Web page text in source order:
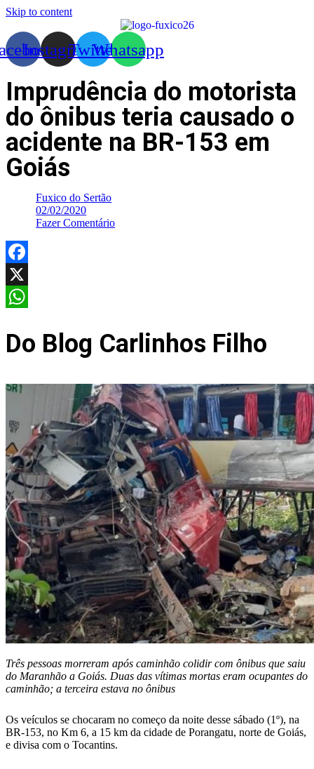
Skip to content
InstagramTwitterWhatsapp
Imprudência do motorista
do ônibus teria causado o
acidente na BR-153 em
Goiás
Fuxico do Sertão
02/02/2020
Fazer Comentário
Facebook
X
Do Blog Carlinhos Filho
Três pessoas morreram após caminhão colidir com ônibus que saiu
do Maranhão a Goiás. Duas das vítimas mortas eram ocupantes do
caminhão; a terceira estava no ônibus
Os veículos se chocaram no começo da noite desse sábado (1º), na
BR-153, no Km 6, a 15 km da cidade de Porangatu, norte de Goiás,
e divisa com o Tocantins.